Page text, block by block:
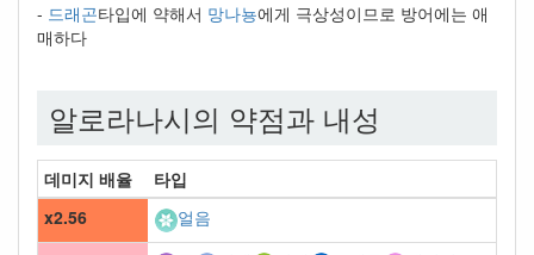
- 드래곤타입에 약해서 망나뇽에게 극상성이므로 방어에는 애
매하다
알로라나시의 약점과 내성
데미지 배율
타입
x2.56
얼음